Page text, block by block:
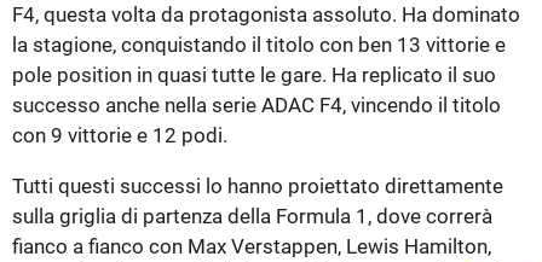
F4, questa volta da protagonista assoluto. Ha dominato
la stagione, conquistando il titolo con ben 13 vittorie e
pole position in quasi tutte le gare. Ha replicato il suo
successo anche nella serie ADAC F4, vincendo il titolo
con 9 vittorie e 12 podi.
Tutti questi successi lo hanno proiettato direttamente
sulla griglia di partenza della Formula 1, dove correrà
fianco a fianco con Max Verstappen, Lewis Hamilton,